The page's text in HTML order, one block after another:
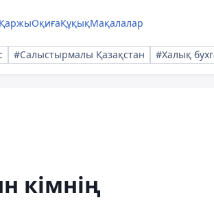
ҚаржыОқиғаҚұқықМақалалар
#Салыстырмалы Қазақстан #Халық
кімнің